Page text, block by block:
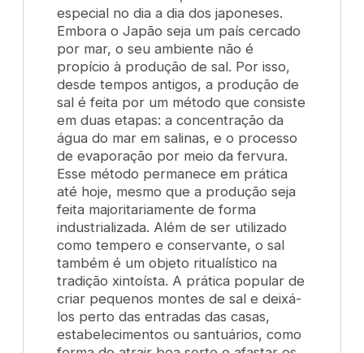
especial no dia a dia dos japoneses.
Embora o Japão seja um país cercado
por mar, o seu ambiente não é
propício à produção de sal. Por isso,
desde tempos antigos, a produção de
sal é feita por um método que consiste
em duas etapas: a concentração da
água do mar em salinas, e o processo
de evaporação por meio da fervura.
Esse método permanece em prática
até hoje, mesmo que a produção seja
feita majoritariamente de forma
industrializada. Além de ser utilizado
como tempero e conservante, o sal
também é um objeto ritualístico na
tradição xintoísta. A prática popular de
criar pequenos montes de sal e deixá-
los perto das entradas das casas,
estabelecimentos ou santuários, como